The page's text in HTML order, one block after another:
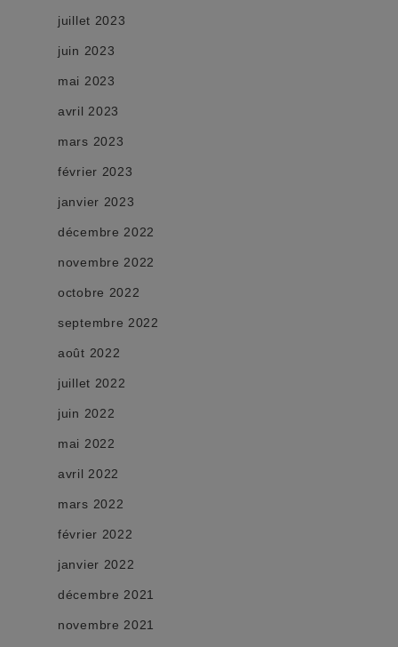
juillet 2023
juin 2023
mai 2023
avril 2023
mars 2023
février 2023
janvier 2023
décembre 2022
novembre 2022
octobre 2022
septembre 2022
août 2022
juillet 2022
juin 2022
mai 2022
avril 2022
mars 2022
février 2022
janvier 2022
décembre 2021
novembre 2021